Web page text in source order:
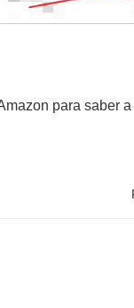
para saber